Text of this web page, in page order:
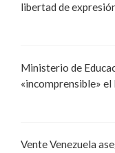
libertad de
Ministerio de
«incomprensible»
Vente Venezuela